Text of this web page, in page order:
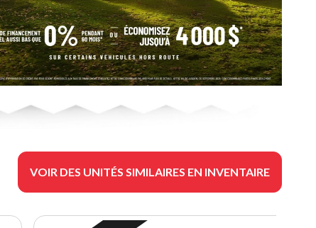
VOIR DES UNITÉS SIMILAIRES EN INVENTAIRE